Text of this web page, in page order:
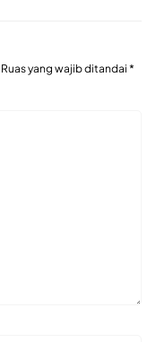
Ruas yang wajib ditandai *